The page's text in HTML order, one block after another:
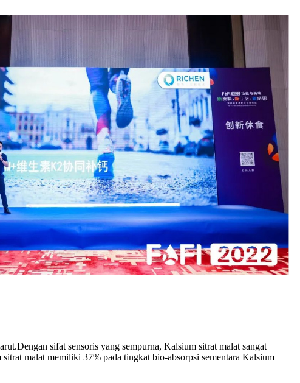
sifat sensoris yang sempurna, Kalsium sitrat malat sangat
malat memiliki 37% pada tingkat bio-absorpsi sementara Kalsium